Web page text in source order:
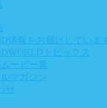
情報をお届けしています
トピックス
ムービー集
ルマガジン
せ